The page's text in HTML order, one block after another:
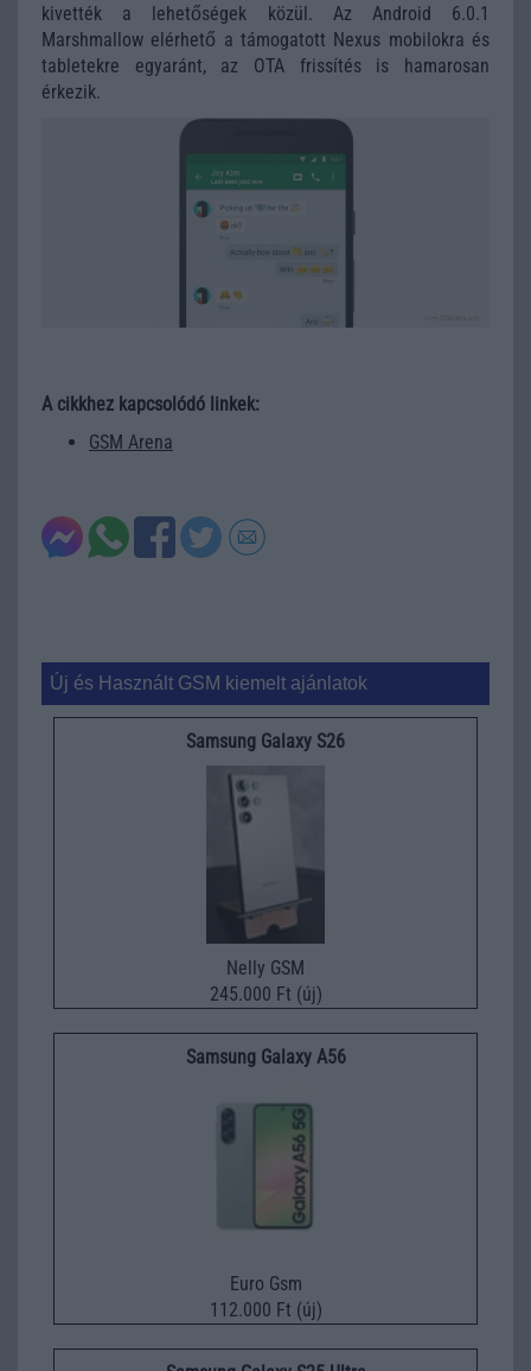
kivették a lehetőségek közül. Az Android 6.0.1
Marshmallow elérhető a támogatott Nexus mobilokra és
tabletekre egyaránt, az OTA frissítés is hamarosan
érkezik.
A cikkhez kapcsolódó linkek:
GSM Arena
Új és Használt GSM kiemelt ajánlatok
Samsung Galaxy S26
Nelly GSM
245.000 Ft (új)
Samsung Galaxy A56
Euro Gsm
112.000 Ft (új)